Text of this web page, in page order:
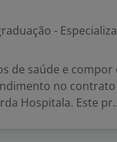
-
de saúde e compor
no contrato
Hospitala. Este